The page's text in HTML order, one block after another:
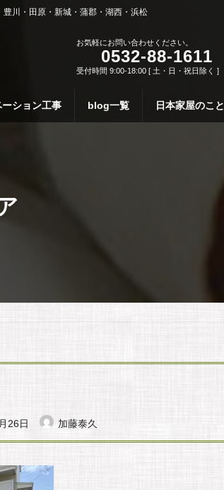
川・田原・新城・蒲郡・湖西・浜松
お気軽にお問い合わせください。
0532-88-1611
受付時間 9:00-18:00 [ 土・日・祝日除く ]
ション工事 blog一覧 日本家屋のこと
26日 加藤泰久